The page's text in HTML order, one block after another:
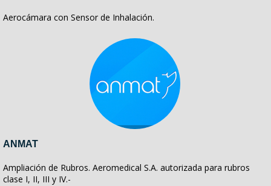
Aerocámara con Sensor de Inhalación.
ANMAT
Ampliación de Rubros. Aeromedical S.A. autorizada para rubros
clase I, II, III y IV.-